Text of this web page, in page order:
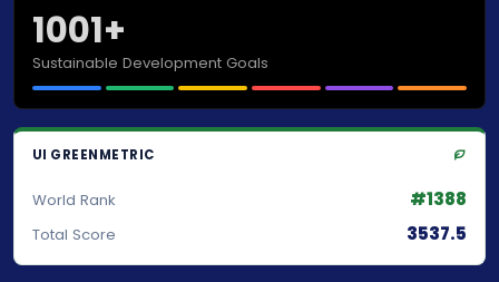
1001+
Sustainable Development Goals
UI GREENMETRIC
World Rank #1388
Total Score 3537.5